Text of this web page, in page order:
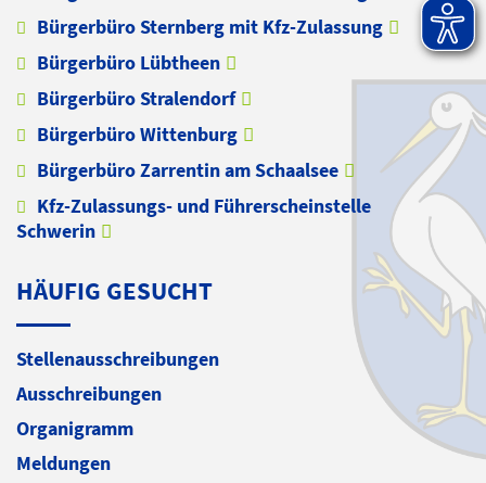
Bürgerbüro Sternberg mit Kfz-Zulassung
Bürgerbüro Lübtheen
Bürgerbüro Stralendorf
Bürgerbüro Wittenburg
Bürgerbüro Zarrentin am Schaalsee
Kfz-Zulassungs- und Führerscheinstelle
Schwerin
HÄUFIG GESUCHT
Stellenausschreibungen
Ausschreibungen
Organigramm
Meldungen